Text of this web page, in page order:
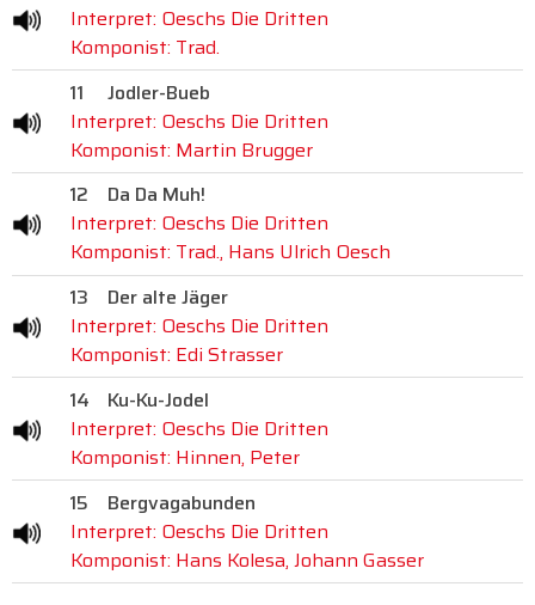
Interpret: Oeschs Die Dritten
Komponist: Trad.
11
Jodler-Bueb
Interpret: Oeschs Die Dritten
Komponist: Martin Brugger
12
Da Da Muh!
Interpret: Oeschs Die Dritten
Komponist: Trad., Hans Ulrich Oesch
13
Der alte Jäger
Interpret: Oeschs Die Dritten
Komponist: Edi Strasser
14
Ku-Ku-Jodel
Interpret: Oeschs Die Dritten
Komponist: Hinnen, Peter
15
Bergvagabunden
Interpret: Oeschs Die Dritten
Komponist: Hans Kolesa, Johann Gasser